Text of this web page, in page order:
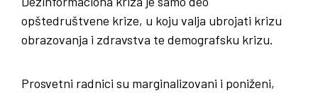
opštedruštvene krize, u koju valja ubrojati krizu
obrazovanja i zdravstva te demografsku krizu.
Prosvetni radnici su marginalizovani i poniženi,